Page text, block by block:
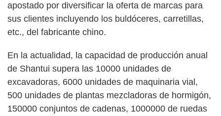
apostado por diversificar la oferta de marcas para
sus clientes incluyendo los buldóceres, carretillas,
etc., del fabricante chino.
En la actualidad, la capacidad de producción anual
de Shantui supera las 10000 unidades de
excavadoras, 6000 unidades de maquinaria vial,
500 unidades de plantas mezcladoras de hormigón,
150000 conjuntos de cadenas, 1000000 de ruedas